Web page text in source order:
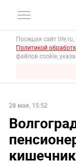
Посещая сайт
Политикой
файлов cookie,
28 мая, 15:52